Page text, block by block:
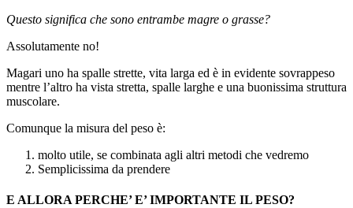
Questo significa che sono entrambe magre o grasse?
Assolutamente no!
Magari uno ha spalle strette, vita larga ed è in evidente sovrappeso
mentre l’altro ha vista stretta, spalle larghe e una buonissima struttura
muscolare.
Comunque la misura del peso è:
molto utile, se combinata agli altri metodi che vedremo
Semplicissima da prendere
E ALLORA PERCHE’ E’ IMPORTANTE IL PESO?